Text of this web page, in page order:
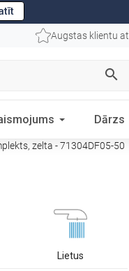
Augstas klientu
search
Dārzs
zelta - 71304DF05-50
Lietus